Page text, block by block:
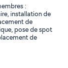
:
installation de
de
pose de spot
de